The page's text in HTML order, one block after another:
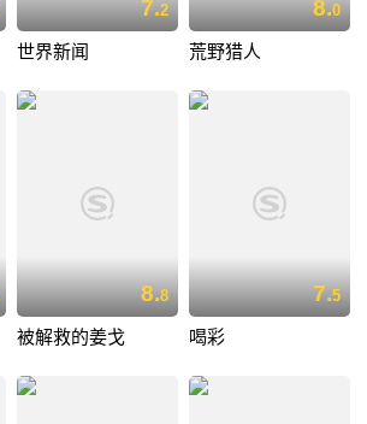
7.2
世界新闻
8.0
荒野猎人
8.8
被解救的姜戈
7.5
喝彩